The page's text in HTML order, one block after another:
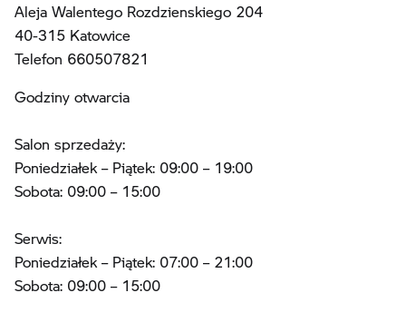
Aleja Walentego Rozdzienskiego 204
40-315 Katowice
Telefon 660507821
Godziny otwarcia
Salon sprzedaży:
Poniedziałek – Piątek: 09:00 – 19:00
Sobota: 09:00 – 15:00
Serwis:
Poniedziałek – Piątek: 07:00 – 21:00
Sobota: 09:00 – 15:00